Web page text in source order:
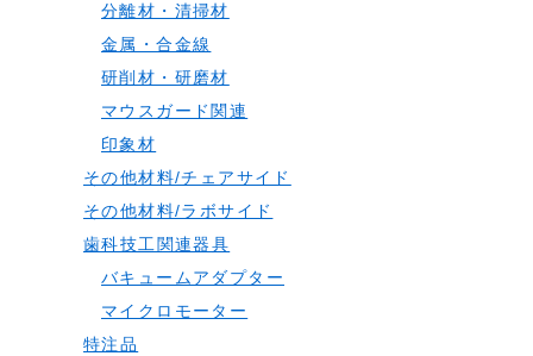
分離材・清掃材
金属・合金線
研削材・研磨材
マウスガード関連
印象材
その他材料/チェアサイド
その他材料/ラボサイド
歯科技工関連器具
バキュームアダプター
マイクロモーター
特注品